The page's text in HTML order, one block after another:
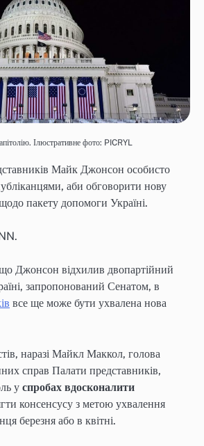
Ілюстративне фото: PICRYL
Майк Джонсон особисто
аби обговорити нову
пакету допомоги Україні.
Джонсон відхилив двопартійний
запропонований Сенатом, в
все ще може бути ухвалена нова
наразі Майкл Маккол, голова
справ Палати представників,
у спробах вдосконалити
консенсусу з метою ухвалення
березня або в квітні.